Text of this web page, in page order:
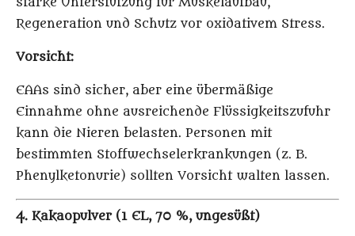
Regeneration und Schutz vor oxidativem Stress.
Vorsicht:
EAAs sind sicher, aber eine übermäßige
Einnahme ohne ausreichende Flüssigkeitszufuhr
kann die Nieren belasten. Personen mit
bestimmten Stoffwechselerkrankungen (z. B.
Phenylketonurie) sollten Vorsicht walten lassen.
4. Kakaopulver (1 EL, 70 %, ungesüßt)